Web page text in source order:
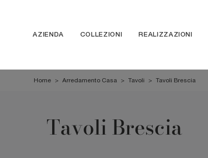
AZIENDA COLLEZIONI REALIZZAZIONI
Home > Arredamento Casa > Tavoli > Tavoli Brescia
Tavoli Brescia